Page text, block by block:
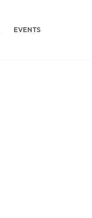
EVENTS